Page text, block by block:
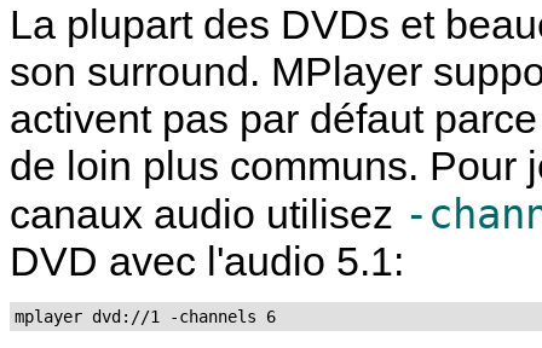
La plupart des DVDs et
son surround. MPlayer
activent pas par défaut
de loin plus communs. Pour
canaux audio utilisez -
DVD avec l'audio 5.1:
mplayer dvd://1 -channels 6